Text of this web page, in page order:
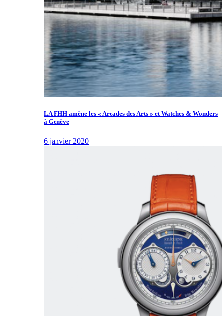
LA FHH amène les « Arcades des Arts » et Watches & Wonders
à Genève
6 janvier 2020